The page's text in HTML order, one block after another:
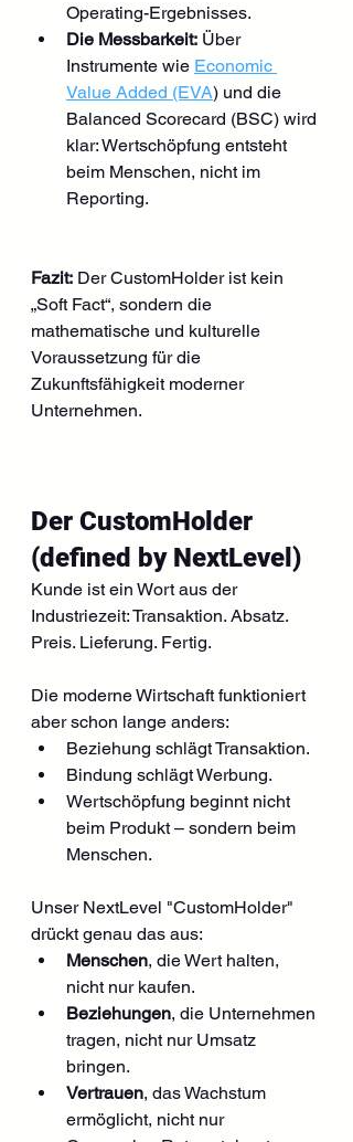
Operating-Ergebnisses.
Die Messbarkeit: Über
Instrumente wie Economic
Value Added (EVA) und die
Balanced Scorecard (BSC) wird
klar: Wertschöpfung entsteht
beim Menschen, nicht im
Reporting.
Fazit: Der CustomHolder ist kein
„Soft Fact“, sondern die
mathematische und kulturelle
Voraussetzung für die
Zukunftsfähigkeit moderner
Unternehmen.
Der CustomHolder
(defined by NextLevel)
Kunde ist ein Wort aus der
Industriezeit: Transaktion. Absatz.
Preis. Lieferung. Fertig.
Die moderne Wirtschaft funktioniert
aber schon lange anders:
Beziehung schlägt Transaktion.
Bindung schlägt Werbung.
Wertschöpfung beginnt nicht
beim Produkt – sondern beim
Menschen.
Unser NextLevel "CustomHolder"
drückt genau das aus:
Menschen, die Wert halten,
nicht nur kaufen.
Beziehungen, die Unternehmen
tragen, nicht nur Umsatz
bringen.
Vertrauen, das Wachstum
ermöglicht, nicht nur